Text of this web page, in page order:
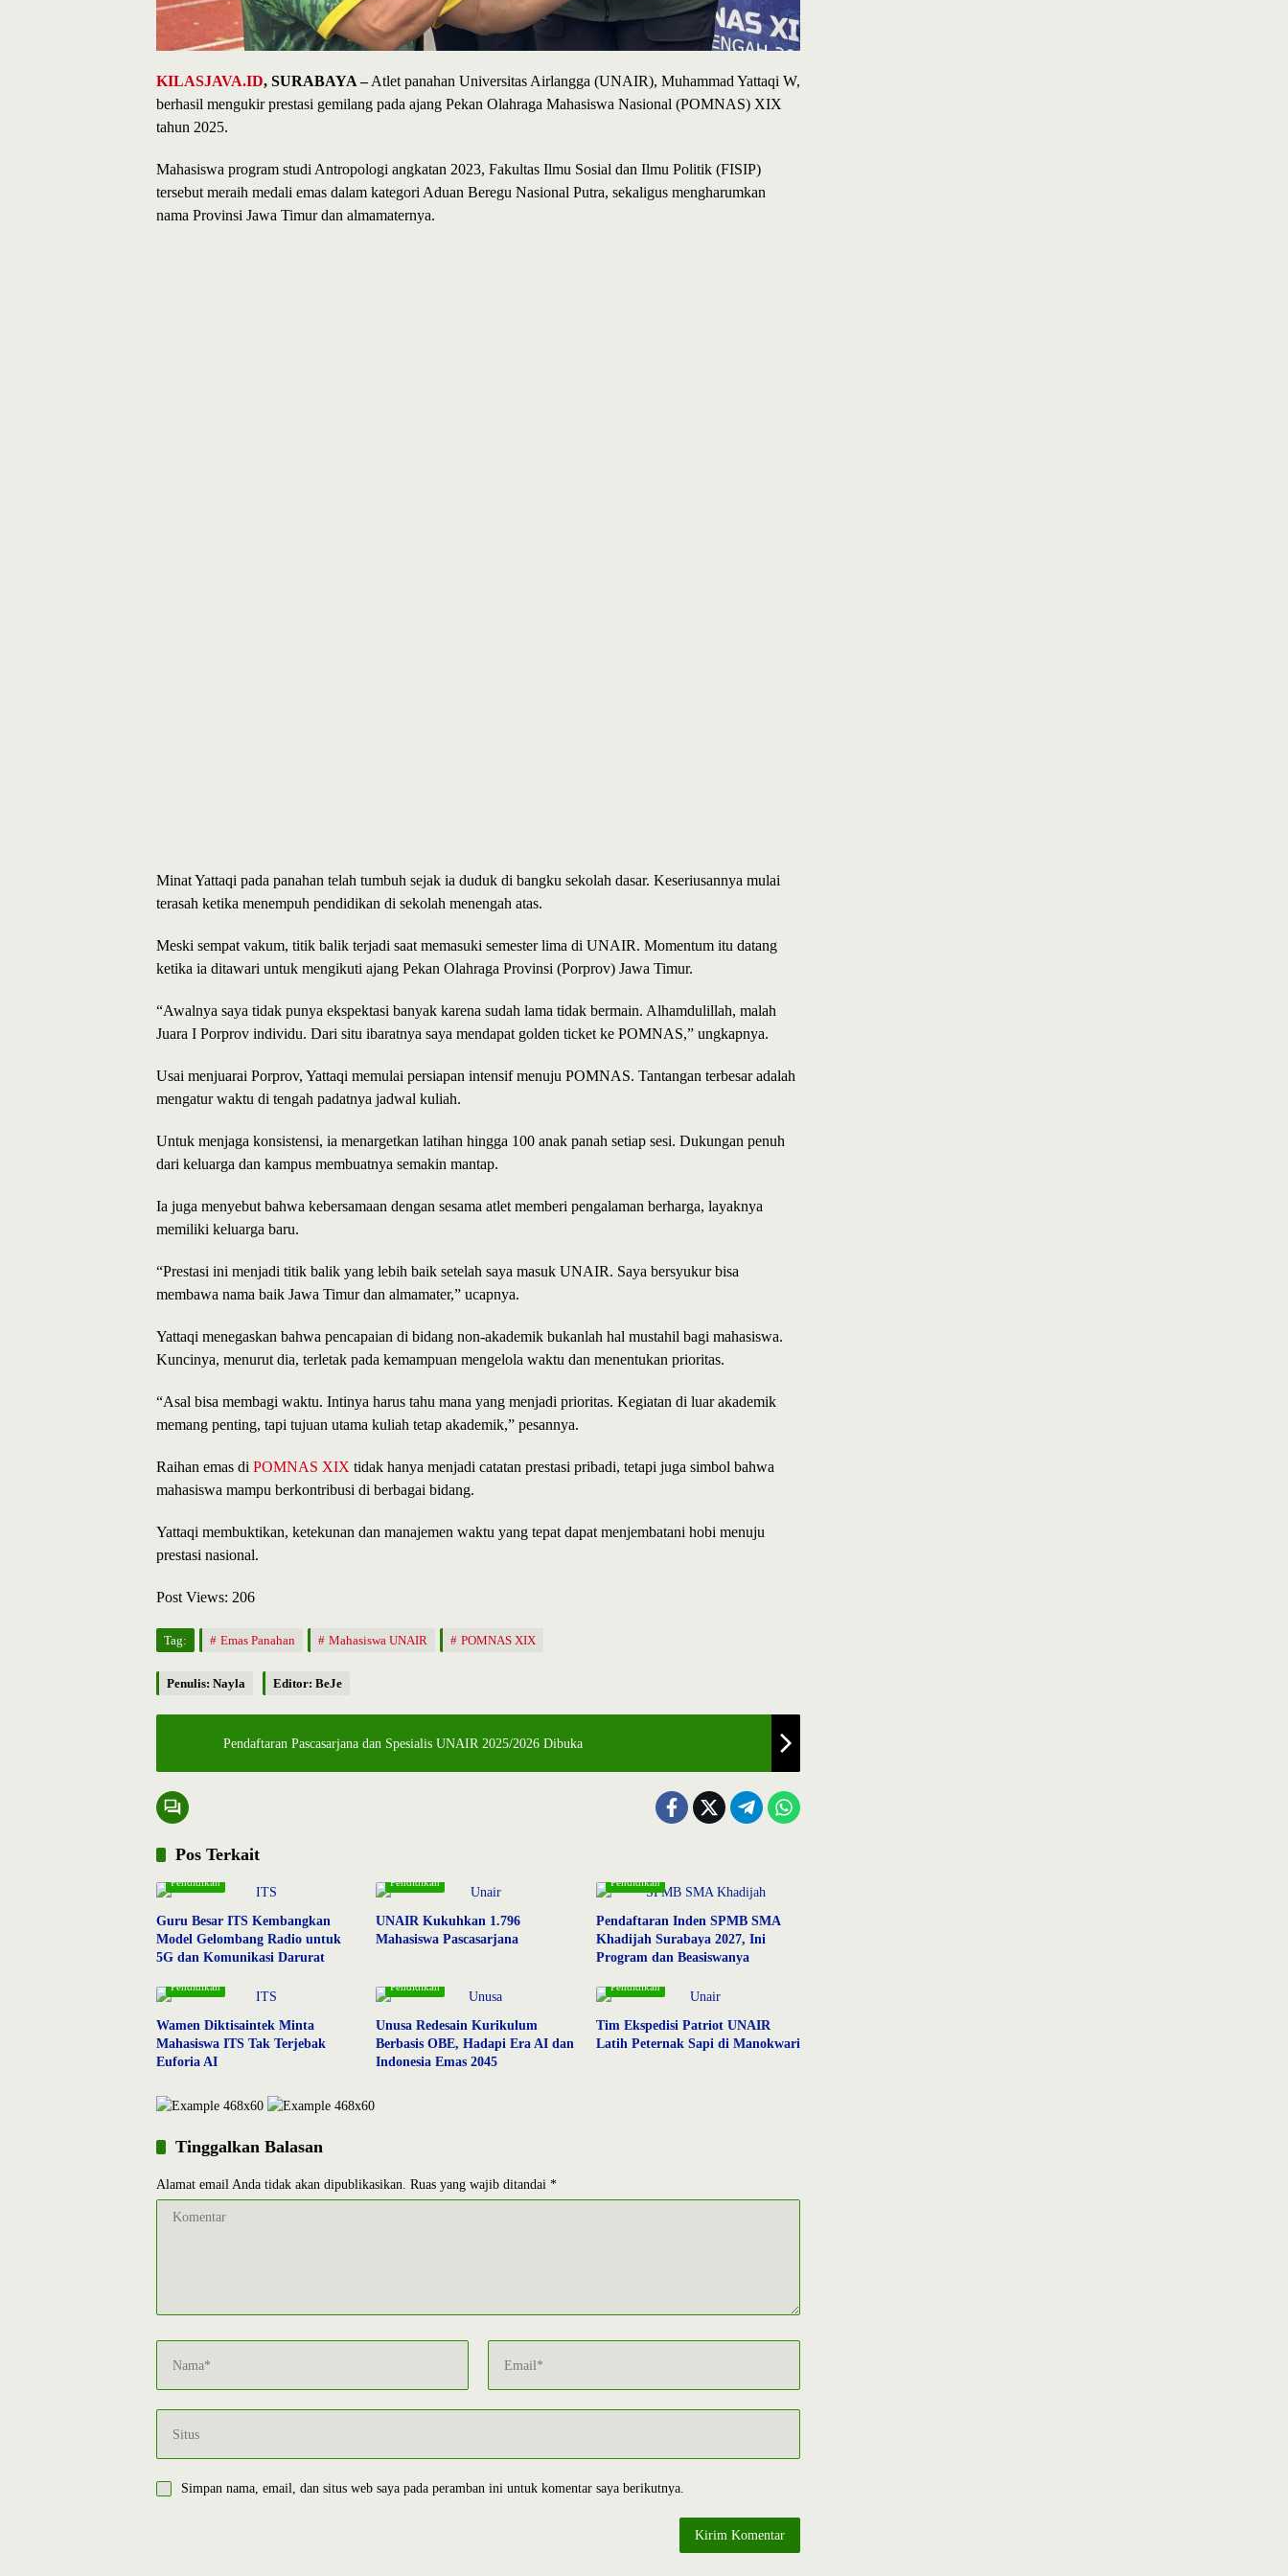
KILASJAVA.ID, SURABAYA –Atlet panahan Universitas Airlangga (UNAIR), Muhammad Yattaqi W,
berhasil mengukir prestasi gemilang pada ajang Pekan Olahraga Mahasiswa Nasional (POMNAS) XIX
tahun 2025.
Mahasiswa program studi Antropologi angkatan 2023, Fakultas Ilmu Sosial dan Ilmu Politik (FISIP)
tersebut meraih medali emas dalam kategori Aduan Beregu Nasional Putra, sekaligus mengharumkan
nama Provinsi Jawa Timur dan almamaternya.
Minat Yattaqi pada panahan telah tumbuh sejak ia duduk di bangku sekolah dasar. Keseriusannya mulai
terasah ketika menempuh pendidikan di sekolah menengah atas.
Meski sempat vakum, titik balik terjadi saat memasuki semester lima di UNAIR. Momentum itu datang
ketika ia ditawari untuk mengikuti ajang Pekan Olahraga Provinsi (Porprov) Jawa Timur.
“Awalnya saya tidak punya ekspektasi banyak karena sudah lama tidak bermain. Alhamdulillah, malah
Juara I Porprov individu. Dari situ ibaratnya saya mendapat golden ticket ke POMNAS,” ungkapnya.
Usai menjuarai Porprov, Yattaqi memulai persiapan intensif menuju POMNAS. Tantangan terbesar adalah
mengatur waktu di tengah padatnya jadwal kuliah.
Untuk menjaga konsistensi, ia menargetkan latihan hingga 100 anak panah setiap sesi. Dukungan penuh
dari keluarga dan kampus membuatnya semakin mantap.
Ia juga menyebut bahwa kebersamaan dengan sesama atlet memberi pengalaman berharga, layaknya
memiliki keluarga baru.
“Prestasi ini menjadi titik balik yang lebih baik setelah saya masuk UNAIR. Saya bersyukur bisa
membawa nama baik Jawa Timur dan almamater,” ucapnya.
Yattaqi menegaskan bahwa pencapaian di bidang non-akademik bukanlah hal mustahil bagi mahasiswa.
Kuncinya, menurut dia, terletak pada kemampuan mengelola waktu dan menentukan prioritas.
“Asal bisa membagi waktu. Intinya harus tahu mana yang menjadi prioritas. Kegiatan di luar akademik
memang penting, tapi tujuan utama kuliah tetap akademik,” pesannya.
Raihan emas di POMNAS XIX tidak hanya menjadi catatan prestasi pribadi, tetapi juga simbol bahwa
mahasiswa mampu berkontribusi di berbagai bidang.
Yattaqi membuktikan, ketekunan dan manajemen waktu yang tepat dapat menjembatani hobi menuju
prestasi nasional.
Post Views: 206
Tag: Emas Panahan Mahasiswa UNAIR POMNAS XIX
Penulis: Nayla Editor: BeJe
Pendaftaran Pascasarjana dan Spesialis UNAIR 2025/2026 Dibuka
Pos Terkait
Pendidikan
Guru Besar ITS Kembangkan
Model Gelombang Radio untuk
5G dan Komunikasi Darurat
Pendidikan
UNAIR Kukuhkan 1.796
Mahasiswa Pascasarjana
Pendidikan
Pendaftaran Inden SPMB SMA
Khadijah Surabaya 2027, Ini
Program dan Beasiswanya
Pendidikan
Wamen Diktisaintek Minta
Mahasiswa ITS Tak Terjebak
Euforia AI
Pendidikan
Unusa Redesain Kurikulum
Berbasis OBE, Hadapi Era AI dan
Indonesia Emas 2045
Pendidikan
Tim Ekspedisi Patriot UNAIR
Latih Peternak Sapi di Manokwari
Tinggalkan Balasan
Alamat email Anda tidak akan dipublikasikan. Ruas yang wajib ditandai *
Simpan nama, email, dan situs web saya pada peramban ini untuk komentar saya berikutnya.